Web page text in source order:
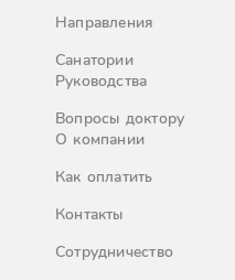
Направления
Санатории
Руководства
Вопросы доктору
О компании
Как оплатить
Контакты
Сотрудничество